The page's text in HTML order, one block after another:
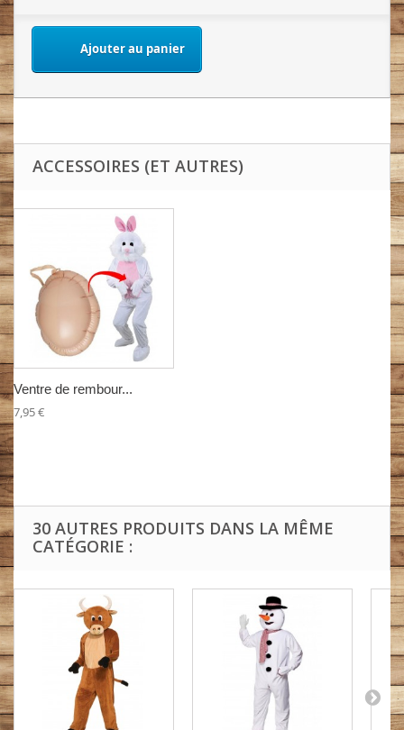
Ajouter au panier
ACCESSOIRES (ET AUTRES)
Ventre de rembour...
7,95 €
30 AUTRES PRODUITS DANS LA MÊME
CATÉGORIE :